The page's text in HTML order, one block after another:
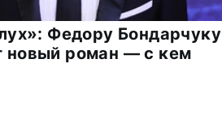
Федору Бондарчуку
новый роман — с кем